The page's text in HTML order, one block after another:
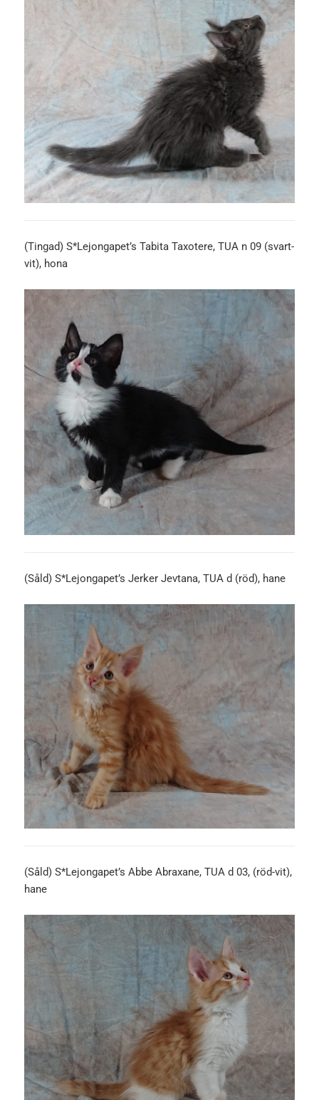
(Tingad) S*Lejongapet’s Tabita Taxotere, TUA n 09 (svart-
vit), hona
(Såld) S*Lejongapet’s Jerker Jevtana, TUA d (röd), hane
(Såld) S*Lejongapet’s Abbe Abraxane, TUA d 03, (röd-vit),
hane